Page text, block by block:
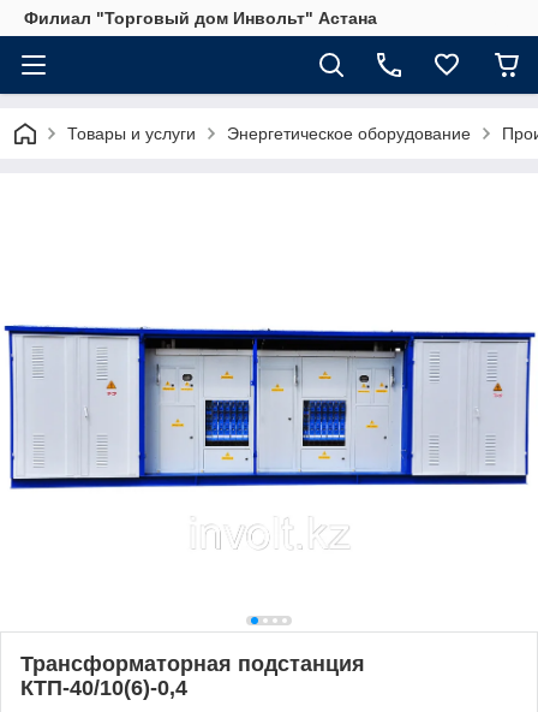
Филиал "Торговый дом Инвольт" Астана
Товары и услуги Энергетическое оборудование
Трансформаторная подстанция
КТП-40/10(6)-0,4